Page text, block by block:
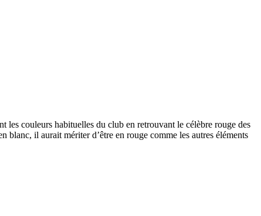
les couleurs habituelles du club en retrouvant le célèbre rouge des
il aurait mériter d’être en rouge comme les autres éléments